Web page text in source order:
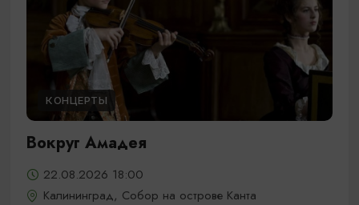
КОНЦЕРТЫ
Вокруг Амадея
22.08.2026 18:00
Калининград, Собор на острове Канта